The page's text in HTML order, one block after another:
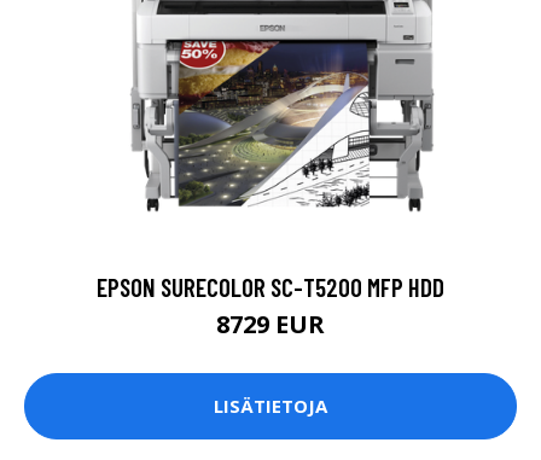
EPSON SURECOLOR SC-T5200 MFP HDD
8729 EUR
LISÄTIETOJA